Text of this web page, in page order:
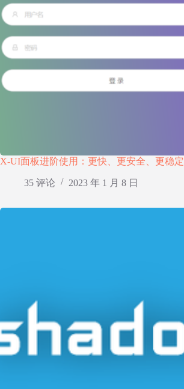
X-UI面板进阶使用：更快、更安全、更稳定
35 评论 2023 年 1 月 8 日